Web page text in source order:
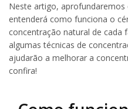
Neste artigo,
entenderá como funciona o
concentração natural de cada
algumas técnicas de
ajudarão a melhorar a
confira!